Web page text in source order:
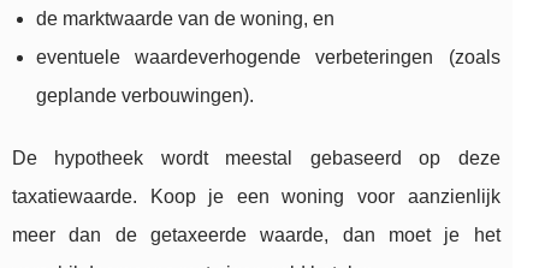
de marktwaarde van de woning, en
eventuele waardeverhogende verbeteringen (zoals
geplande verbouwingen).
De hypotheek wordt meestal gebaseerd op deze
taxatiewaarde. Koop je een woning voor aanzienlijk
meer dan de getaxeerde waarde, dan moet je het